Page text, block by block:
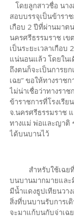
โดยลูกสาวชื่อ นา
สอบบรรจุเป็นข้ารา
เกือบ 2 ปีที่ผ่านมาต
นครศรีธรรมราช เข
เป็นระยะเวลาเกือ
แน่นอนแล้ว โดยใน
ถึงตนก็จะเป็นการย
เฉย” ขอให้ทางราช
ไม่น่าเชื่อว่าทางราช
ข้าราชการที่โรงเรีย
จ.นครศรีธรรมราช
ทางแม่ พ่อและญาติ
ได้บนบานไว้
สำหรับใช้เฉยที่อ
บนบานมากมายและ
มีน้ำแดงธูปเทียนวา
สิ่งที่บนบานรับการเ
จะมาแก้บนกับจ่าเฉ